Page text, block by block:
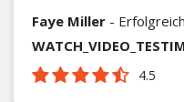
Faye Miller -
4.5